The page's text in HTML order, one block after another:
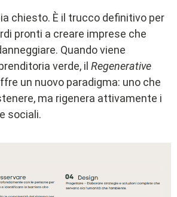
chiesto. È il trucco definitivo per
pronti a creare imprese che
Quando viene
verde, il Regenerative
un nuovo paradigma: uno che
ma rigenera attivamente i
sociali.